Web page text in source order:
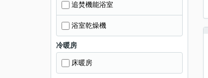
追焚機能浴室
浴室乾燥機
冷暖房
床暖房